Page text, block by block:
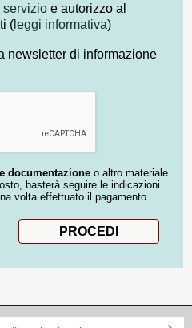
servizio e autorizzo al
( leggi informativa)
newsletter di informazione
documentazione o altro materiale
basterà seguire le indicazioni
volta effettuato il pagamento.